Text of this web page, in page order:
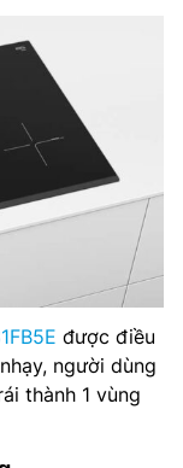
được điều
người dùng
thành 1 vùng